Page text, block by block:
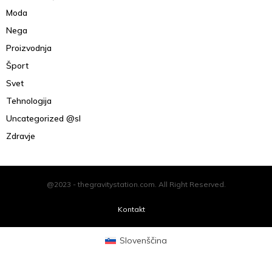
Moda
Nega
Proizvodnja
Šport
Svet
Tehnologija
Uncategorized @sl
Zdravje
@2023 - thegravitystation.com. All Right Reserved.
Kontakt
Slovenščina